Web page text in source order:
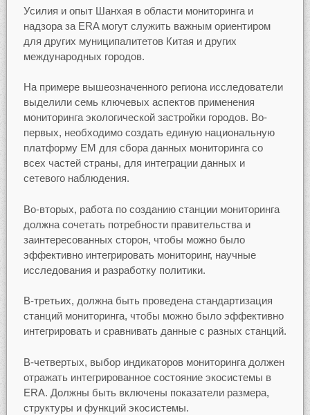
Усилия и опыт Шанхая в области мониторинга и
надзора за ERA могут служить важным ориентиром
для других муниципалитетов Китая и других
международных городов.
На примере вышеозначенного региона исследователи
выделили семь ключевых аспектов применения
мониторинга экологической застройки городов. Во-
первых, необходимо создать единую национальную
платформу ЕМ для сбора данных мониторинга со
всех частей страны, для интеграции данных и
сетевого наблюдения.
Во-вторых, работа по созданию станции мониторинга
должна сочетать потребности правительства и
заинтересованных сторон, чтобы можно было
эффективно интегрировать мониторинг, научные
исследования и разработку политики.
В-третьих, должна быть проведена стандартизация
станций мониторинга, чтобы можно было эффективно
интегрировать и сравнивать данные с разных станций.
В-четвертых, выбор индикаторов мониторинга должен
отражать интегрированное состояние экосистемы в
ERA. Должны быть включены показатели размера,
структуры и функций экосистемы.